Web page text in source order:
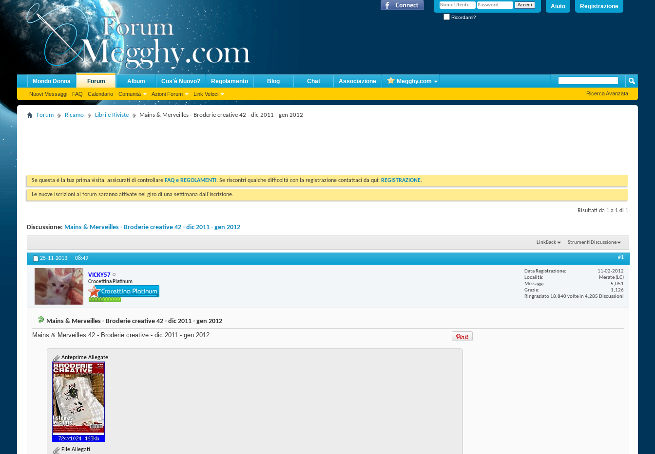
Registrazione
Aiuto
Ricordami?
Mondo Donna Forum
Nuovi Messaggi FAQ Calendario Comunità Azioni Forum Link Veloci
Album Cos'è Nuovo? Regolamento Blog Chat Associazione Megghy.com
Ricerca Avanzata
Forum Ricamo Libri e Riviste Mains & Merveilles - Broderie creative 42 - dic 2011 - gen 2012
Se questa è la tua prima visita, assicurati di controllare FAQ e REGOLAMENTI . Se riscontri qualche difficoltà con la registrazione contattaci da qui: REGISTRAZIONE.
Le nuove iscrizioni al forum saranno attivate nel giro di una settimana dall'iscrizione.
Risultati da 1 a 1 di 1
Discussione: Mains & Merveilles - Broderie creative 42 - dic 2011 - gen 2012
LinkBack Strumenti Discussione
25-11-2013, 08:49 #1
VICKY57
Crocettina Platinum
Data Registrazione
11-02-2012
Località
Merate (LC)
Messaggi
5,051
Grazie
1,126
Ringraziato 18,840 volte in 4,285 Discussioni
Mains & Merveilles - Broderie creative 42 - dic 2011 - gen 2012
Mains & Merveilles 42 - Broderie creative - dic 2011 - gen 2012
Anteprime Allegate
File Allegati